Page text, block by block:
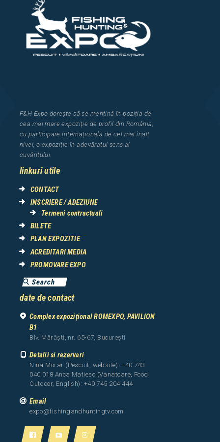
F&H Expo dorește să se mențină în poziția de
cea mai mare expoziție de profil din România
cu participare internațională de cel maiînalt
nivel, o expoziție în adevăratul sens al
cuvântului.
linkuri utile
CONTACT
INSCRIERE / ADEZIUNE
Termeni contractuali
BILETE
PLAN EXPOZITIE
ACREDITARI MEDIA
PROMOVARE EXPO
date de contact
Complex expozițional ROMEXPO, PAVILION
B1
Blv. Mărăști, nr. 65-67, București
Detalii si rezervari
Nina Morar (Pescuit, website): +40 743
040 018 Anca Matiesc (Vanatoare, Food,
Outdoor, English): +40 745 204 444
Email
expo@fishingandhuntingtv.com